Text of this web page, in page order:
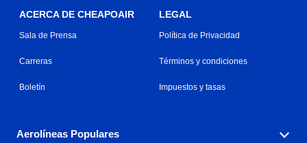
ACERCA DE CHEAPOAIR
Sala de Prensa
Carreras
Boletín
LEGAL
Política de Privacidad
Términos y condiciones
Impuestos y tasas
Aerolíneas Populares